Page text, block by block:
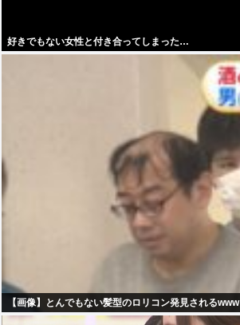
好きでもない女性と付き合ってしまった…
【画像】とんでもない髪型のロリコン発見されるwww